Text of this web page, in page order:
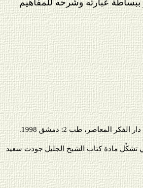
ببساطة عبارته وشرحه للمفاهيم
دار الفكر المعاصر، طب 2: دمشق 1998.
تشكِّل مادة كتاب الشيخ الجليل جودت سعيد